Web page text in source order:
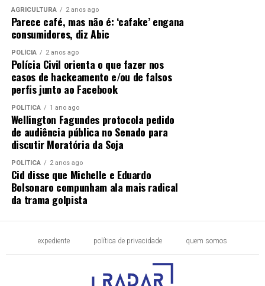
AGRICULTURA 2 anos ago
Parece café, mas não é: ‘cafake’ engana
consumidores, diz Abic
POLÍCIA 2 anos ago
Polícia Civil orienta o que fazer nos
casos de hackeamento e/ou de falsos
perfis junto ao Facebook
POLÍTICA 1 ano ago
Wellington Fagundes protocola pedido
de audiência pública no Senado para
discutir Moratória da Soja
POLÍTICA 2 anos ago
Cid disse que Michelle e Eduardo
Bolsonaro compunham ala mais radical
da trama golpista
expediente política de privacidade quem somos